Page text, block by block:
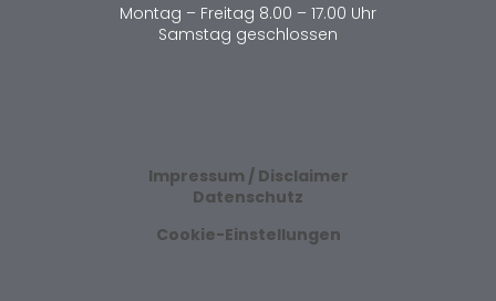
Montag – Freitag 8.00 – 17.00 Uhr
Samstag geschlossen
Impressum / Disclaimer
Datenschutz
Cookie-Einstellungen